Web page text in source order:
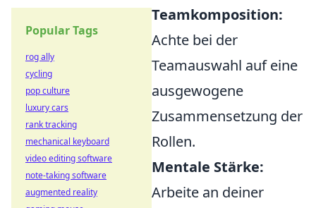
Teamkomposition:
Achte bei der
Teamauswahl auf eine
ausgewogene
Zusammensetzung der
Rollen.
Mentale Stärke:
Arbeite an deiner
Popular Tags
rog ally
cycling
pop culture
luxury cars
rank tracking
mechanical keyboard
video editing software
note-taking software
augmented reality